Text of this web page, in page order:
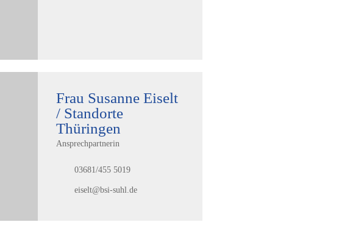
Frau Susanne Eiselt
/ Standorte
Thüringen
Ansprechpartnerin
03681/455 5019
eiselt@bsi-suhl.de